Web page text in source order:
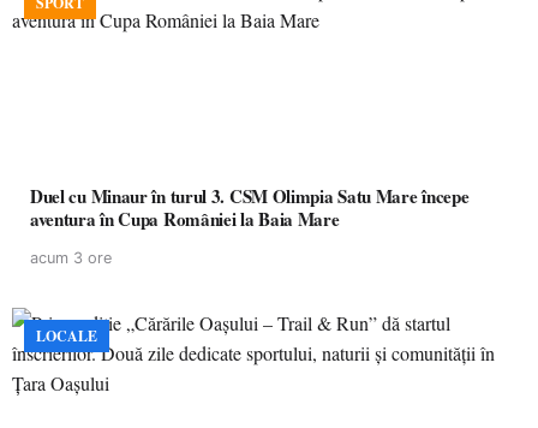
Duel cu Minaur în turul 3. CSM Olimpia Satu Mare începe
aventura în Cupa României la Baia Mare
acum 3 ore
LOCALE